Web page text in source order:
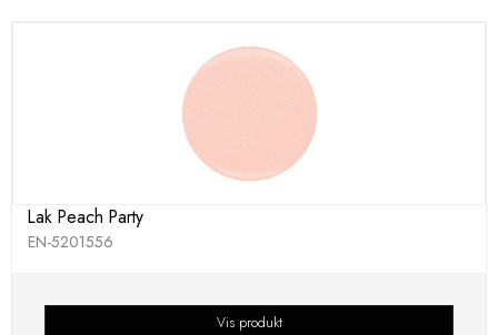
Lak Peach Party
EN-5201556
Vis produkt